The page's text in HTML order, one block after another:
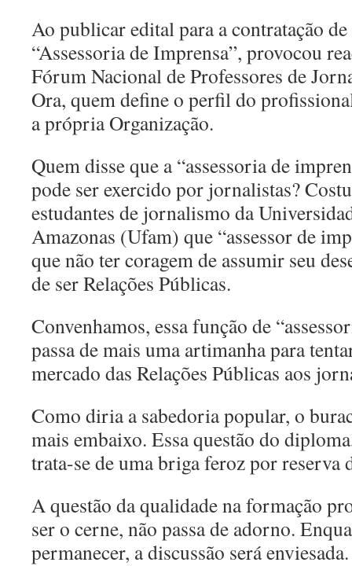
Ao publicar edital para a contratação
“Assessoria de Imprensa”, provocou
Fórum Nacional de Professores de
Ora, quem define o perfil do
a própria Organização.
Quem disse que a “assessoria de
pode ser exercido por jornalistas?
estudantes de jornalismo da
Amazonas (Ufam) que “assessor de
que não ter coragem de assumir seu
de ser Relações Públicas.
Convenhamos, essa função de
passa de mais uma artimanha para
mercado das Relações Públicas aos
Como diria a sabedoria popular, o
mais embaixo. Essa questão do
trata-se de uma briga feroz por reserva
A questão da qualidade na formação
ser o cerne, não passa de adorno.
permanecer, a discussão será enviesada.